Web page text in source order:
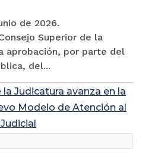
de 2026.
Superior de la
aprobación, por parte del
del...
Judicatura avanza en la
Modelo de Atención al